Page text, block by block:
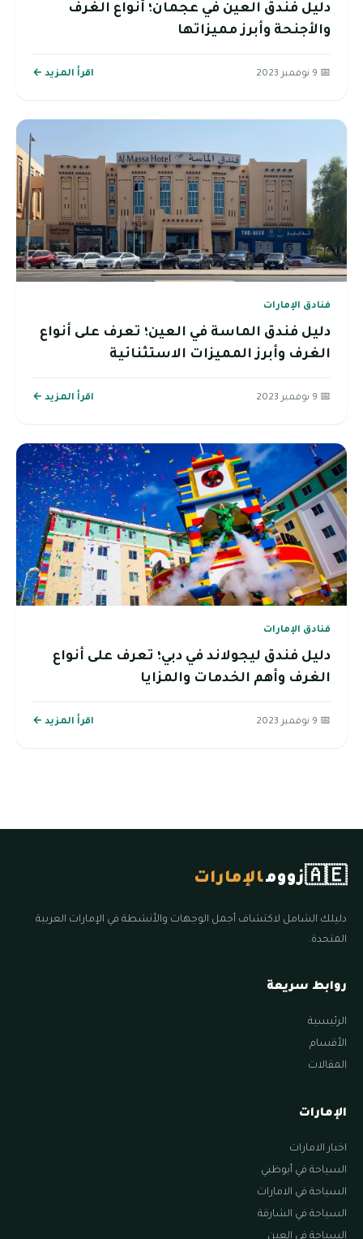
دليل فندق العين في عجمان؛ أنواع الغرف
والأجنحة وأبرز مميزاتها
📅 9 نوفمبر 2023 اقرأ المزيد ←
فنادق الإمارات
دليل فندق الماسة في العين؛ تعرف على أنواع
الغرف وأبرز المميزات الاستثنائية
📅 9 نوفمبر 2023 اقرأ المزيد ←
فنادق الإمارات
دليل فندق ليجولاند في دبي؛ تعرف على أنواع
الغرف وأهم الخدمات والمزايا
📅 9 نوفمبر 2023 اقرأ المزيد ←
🇦🇪زوومالإمارات
دليلك الشامل لاكتشاف أجمل الوجهات والأنشطة في الإمارات العربية
المتحدة.
روابط سريعة
الرئيسية
الأقسام
المقالات
الإمارات
اخبار الامارات
السياحة في أبوظبي
السياحة في الامارات
السياحة في الشارقة
السياحة في العين